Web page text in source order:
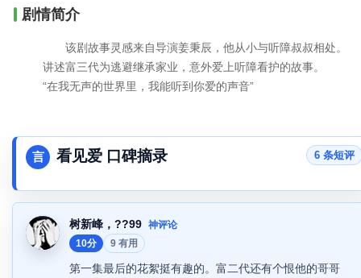
剧情简介
该剧故事灵感来自导演姜秉辰，他从小与听障叔叔相处。
讲述富三代为逃避继承家业，意外爱上听障看护的故事。
“在我无声的世界里，我能听到你爱的声音”
言 看见爱 口碑摘录 6 条短评
树新峰，??99 神评论
10分
9 有用
第一集最后的花絮挺有趣的。富二代还有个恨他的哥哥